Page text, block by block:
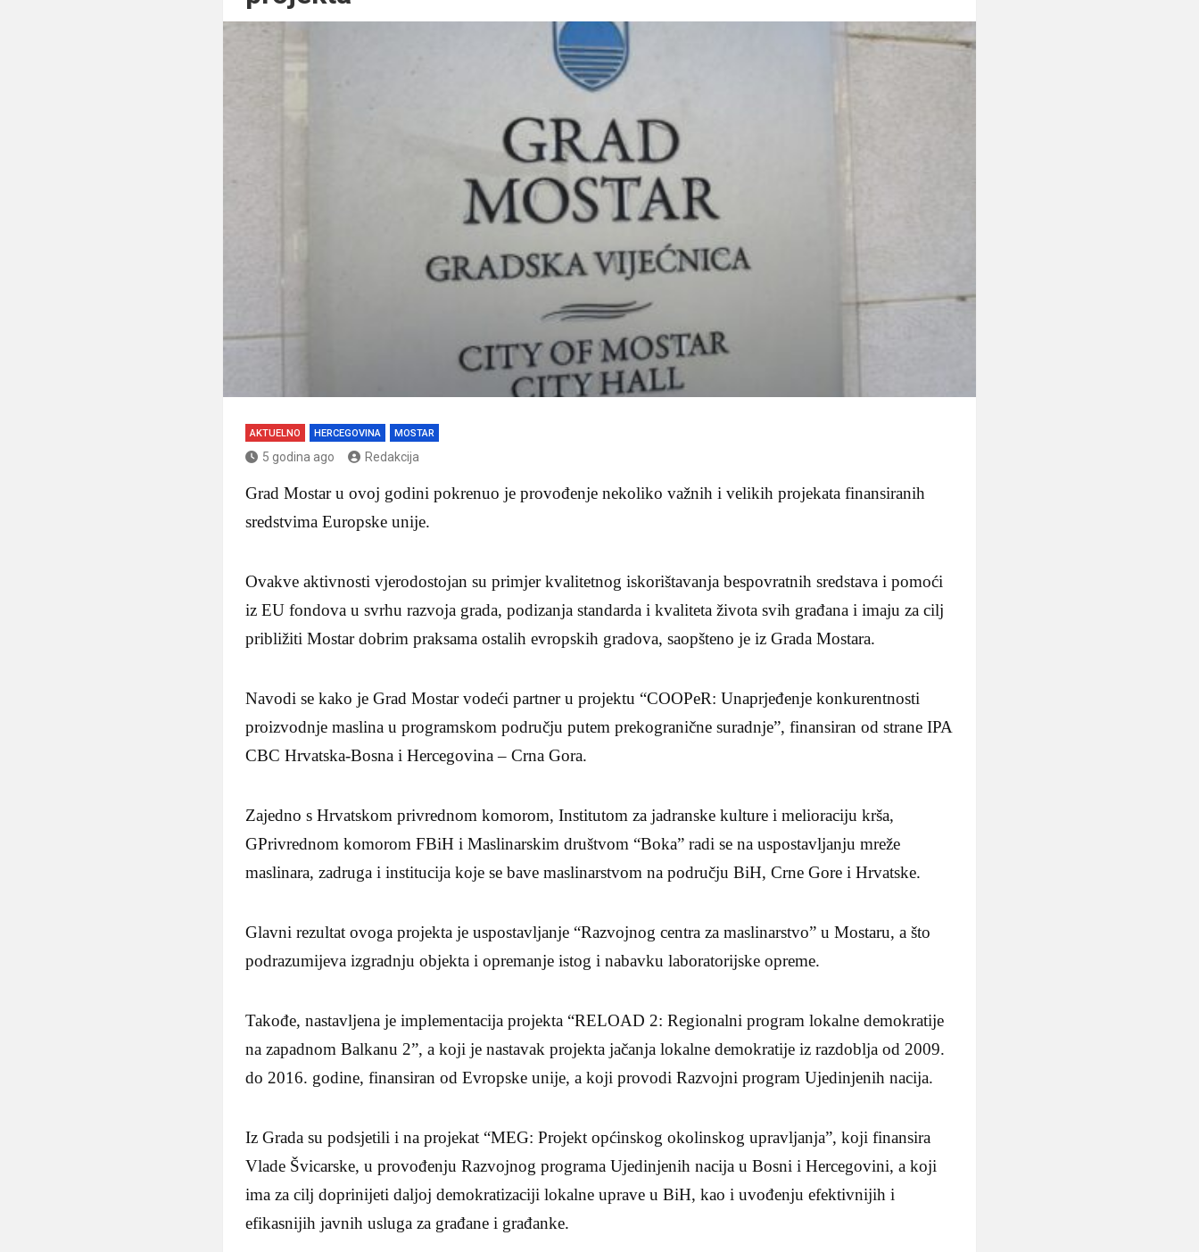
AKTUELNO HERCEGOVINA MOSTAR
5 godina ago Redakcija
Grad Mostar u ovoj godini pokrenuo je provođenje nekoliko važnih i velikih projekata finansiranih
sredstvima Europske unije.
Ovakve aktivnosti vjerodostojan su primjer kvalitetnog iskorištavanja bespovratnih sredstava i pomoći
iz EU fondova u svrhu razvoja grada, podizanja standarda i kvaliteta života svih građana i imaju za cilj
približiti Mostar dobrim praksama ostalih evropskih gradova, saopšteno je iz Grada Mostara.
Navodi se kako je Grad Mostar vodeći partner u projektu “COOPeR: Unaprjeđenje konkurentnosti
proizvodnje maslina u programskom području putem prekogranične suradnje”, finansiran od strane IPA
CBC Hrvatska-Bosna i Hercegovina – Crna Gora.
Zajedno s Hrvatskom privrednom komorom, Institutom za jadranske kulture i melioraciju krša,
GPrivrednom komorom FBiH i Maslinarskim društvom “Boka” radi se na uspostavljanju mreže
maslinara, zadruga i institucija koje se bave maslinarstvom na području BiH, Crne Gore i Hrvatske.
Glavni rezultat ovoga projekta je uspostavljanje “Razvojnog centra za maslinarstvo” u Mostaru, a što
podrazumijeva izgradnju objekta i opremanje istog i nabavku laboratorijske opreme.
Takođe, nastavljena je implementacija projekta “RELOAD 2: Regionalni program lokalne demokratije
na zapadnom Balkanu 2”, a koji je nastavak projekta jačanja lokalne demokratije iz razdoblja od 2009.
do 2016. godine, finansiran od Evropske unije, a koji provodi Razvojni program Ujedinjenih nacija.
Iz Grada su podsjetili i na projekat “MEG: Projekt općinskog okolinskog upravljanja”, koji finansira
Vlade Švicarske, u provođenju Razvojnog programa Ujedinjenih nacija u Bosni i Hercegovini, a koji
ima za cilj doprinijeti daljoj demokratizaciji lokalne uprave u BiH, kao i uvođenju efektivnijih i
efikasnijih javnih usluga za građane i građanke.